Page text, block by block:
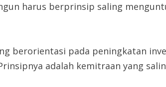
harus berprinsip saling
berorientasi pada peningkatan
adalah kemitraan yang